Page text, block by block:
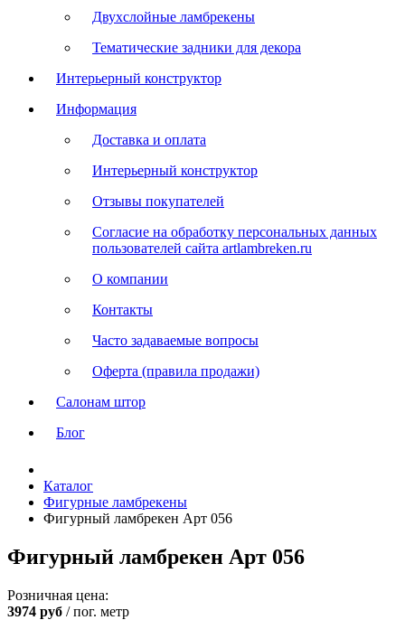
Двухслойные ламбрекены
Тематические задники для декора
Интерьерный конструктор
Информация
Доставка и оплата
Интерьерный конструктор
Отзывы покупателей
Согласие на обработку персональных данных
пользователей сайта artlambreken.ru
О компании
Контакты
Часто задаваемые вопросы
Оферта (правила продажи)
Салонам штор
Блог
Каталог
Фигурные ламбрекены
Фигурный ламбрекен Арт 056
Фигурный ламбрекен Арт 056
Розничная цена:
3974 руб / пог. метр